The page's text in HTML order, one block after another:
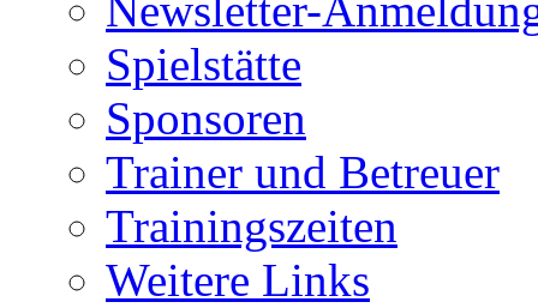
Newsletter-
Spielstätte
Sponsoren
Trainer und Betreuer
Trainingszeiten
Weitere Links